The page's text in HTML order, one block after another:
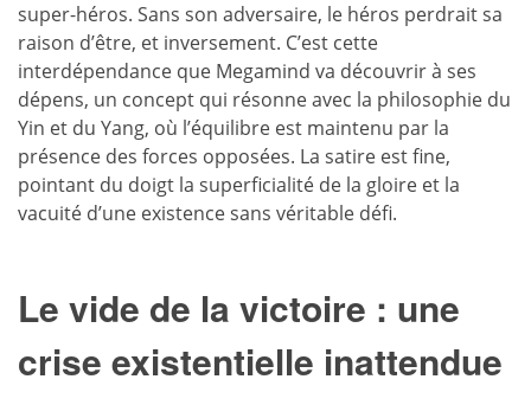
super-héros. Sans son adversaire, le héros perdrait sa
raison d’être, et inversement. C’est cette
interdépendance que Megamind va découvrir à ses
dépens, un concept qui résonne avec la philosophie du
Yin et du Yang, où l’équilibre est maintenu par la
présence des forces opposées. La satire est fine,
pointant du doigt la superficialité de la gloire et la
vacuité d’une existence sans véritable défi.
Le vide de la victoire : une
crise existentielle inattendue